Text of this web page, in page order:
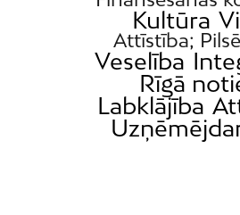
Kultūra
Attīstība;
Veselība
Rīgā
Labklājība